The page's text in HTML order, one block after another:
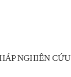
NGHIÊN CỨU